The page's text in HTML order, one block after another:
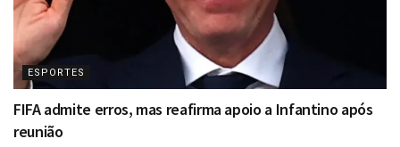
ESPORTES
FIFA admite erros, mas reafirma apoio a Infantino após
reunião